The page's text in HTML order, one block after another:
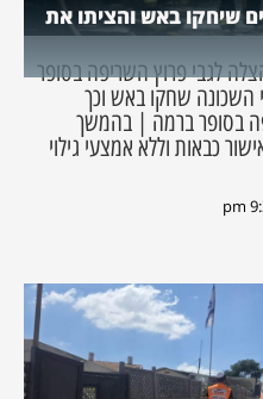
שיחקו באש והציתו את
לגבי פרוץ השריפה בסופר
שחקו באש וכך
בסופר ברמה | בהמשך
כבאות וללא אמצעי גילוי